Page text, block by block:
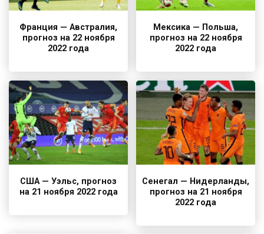
Франция — Австралия,
прогноз на 22 ноября
2022 года
Мексика — Польша,
прогноз на 22 ноября
2022 года
США — Уэльс, прогноз
на 21 ноября 2022 года
Сенегал — Нидерланды,
прогноз на 21 ноября
2022 года